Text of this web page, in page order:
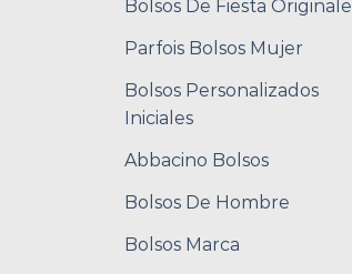
Bolsos De Fiesta
Parfois Bolsos Mujer
Bolsos Personalizados
Iniciales
Abbacino Bolsos
Bolsos De Hombre
Bolsos Marca